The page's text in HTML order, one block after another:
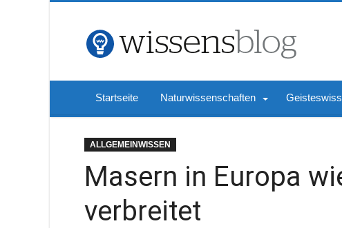
Startseite Naturwissenschaften
ALLGEMEINWISSEN
Masern in Europa
verbreitet